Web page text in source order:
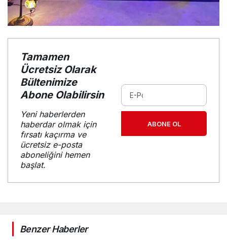
Tamamen
Ücretsiz Olarak
Bültenimize
Abone Olabilirsin
Yeni haberlerden
haberdar olmak için
fırsatı kaçırma ve
ücretsiz e-posta
aboneliğini hemen
başlat.
ABONE OL
Benzer Haberler